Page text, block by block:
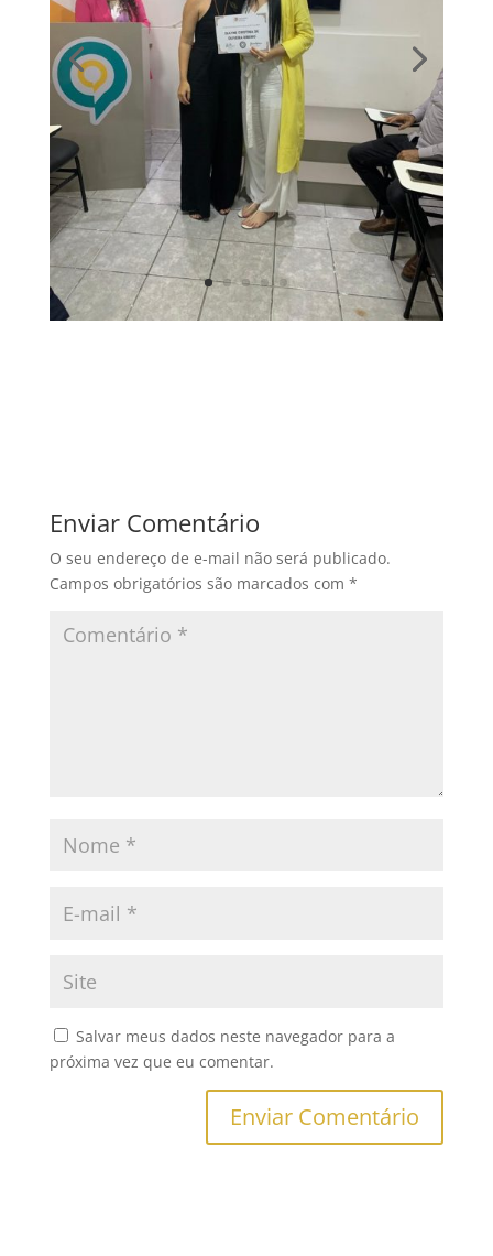
Enviar Comentário
O seu endereço de e-mail não será publicado.
Campos obrigatórios são marcados com *
Salvar meus dados neste navegador para a
próxima vez que eu comentar.